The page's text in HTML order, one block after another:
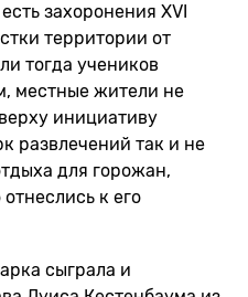
захоронения XVI
территории от
тогда учеников
местные жители не
инициативу
развлечений так и не
для горожан,
к его
сыграла и